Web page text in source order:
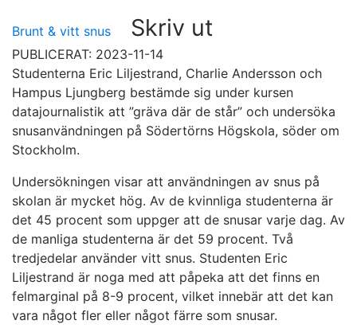
Brunt & vitt snus Skriv ut
PUBLICERAT: 2023-11-14
Studenterna Eric Liljestrand, Charlie Andersson och
Hampus Ljungberg bestämde sig under kursen
datajournalistik att ”gräva där de står” och undersöka
snusanvändningen på Södertörns Högskola, söder om
Stockholm.
Undersökningen visar att användningen av snus på
skolan är mycket hög. Av de kvinnliga studenterna är
det 45 procent som uppger att de snusar varje dag. Av
de manliga studenterna är det 59 procent. Två
tredjedelar använder vitt snus. Studenten Eric
Liljestrand är noga med att påpeka att det finns en
felmarginal på 8-9 procent, vilket innebär att det kan
vara något fler eller något färre som snusar.